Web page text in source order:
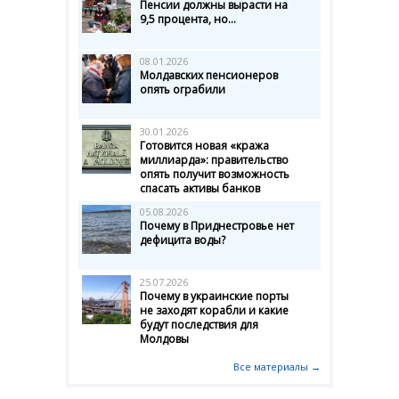
Пенсии должны вырасти на
9,5 процента, но...
08.01.2026
Молдавских пенсионеров
опять ограбили
30.01.2026
Готовится новая «кража
миллиарда»: правительство
опять получит возможность
спасать активы банков
05.08.2026
Почему в Приднестровье нет
дефицита воды?
25.07.2026
Почему в украинские порты
не заходят корабли и какие
будут последствия для
Молдовы
Все материалы →